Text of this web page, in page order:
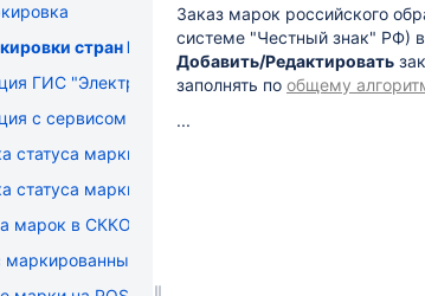
стран ЕАЭС
ГИС "Электронный Знак"
с сервисом "Цифровой помощник кассира"
статуса марки на ТСД
статуса марки на приходе
марок в СККО при реализации без кассового
маркированным товаром на POS
Заказ марок российского
системе "Честный знак" РФ)
Добавить/Редактировать
заполнять по общему
...